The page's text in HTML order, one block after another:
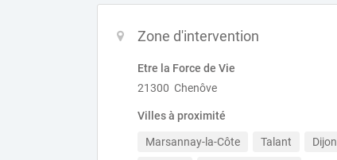
Zone d'intervention
Etre la Force de Vie
21300 Chenôve
Villes à proximité
Marsannay-la-Côte Talant
Dijon